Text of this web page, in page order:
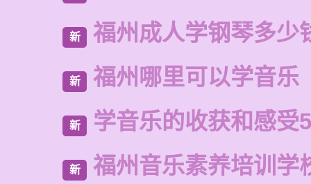
新 福州成人学钢琴多少
新 福州哪里可以学音乐
新 学音乐的收获和感受
新 福州音乐素养培训学